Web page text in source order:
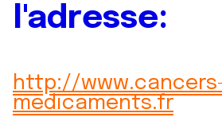
l'adresse:
http://
medicaments.fr